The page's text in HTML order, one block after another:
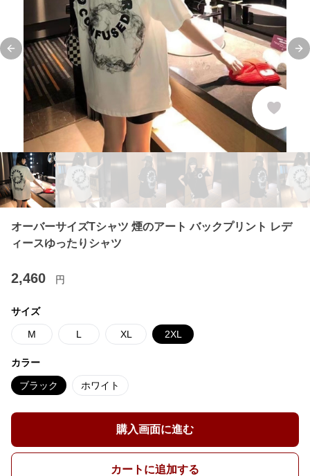
Previous slide
オーバーサイズTシャツ 煙のアート バックプリント レデ
ィースゆったりシャツ
2,460 円
サイズ
M L XL 2XL
カラー
ブラック ホワイト
購入画面に進む
カートに追加する